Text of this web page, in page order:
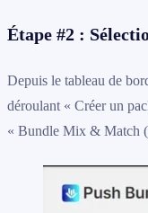
Étape #2 :
Depuis le tableau de
déroulant « Créer un
« Bundle Mix & Match